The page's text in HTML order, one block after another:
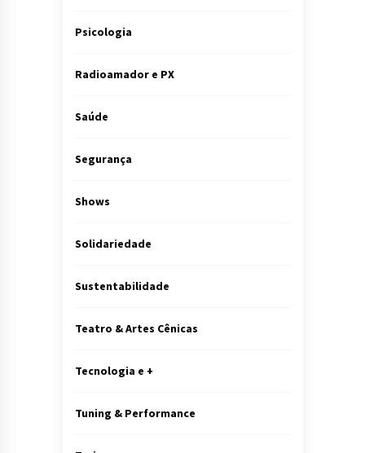
Psicologia
Radioamador e PX
Saúde
Segurança
Shows
Solidariedade
Sustentabilidade
Teatro & Artes Cênicas
Tecnologia e +
Tuning & Performance